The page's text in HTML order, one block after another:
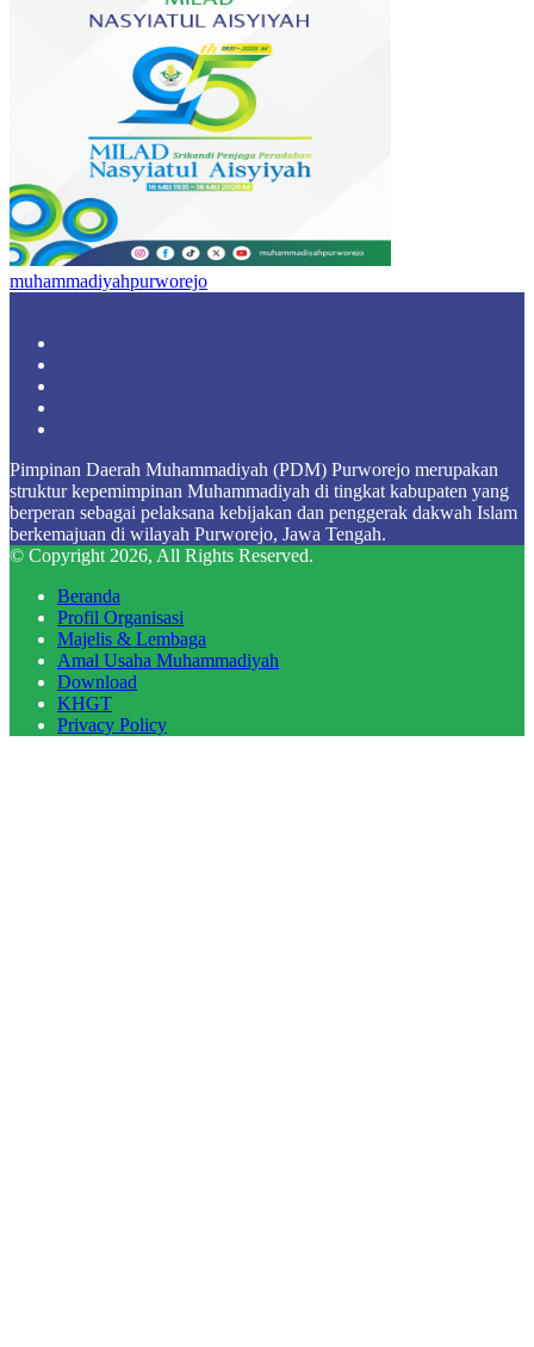
muhammadiyahpurworejo
Pimpinan Daerah Muhammadiyah (PDM) Purworejo merupakan
struktur kepemimpinan Muhammadiyah di tingkat kabupaten yang
berperan sebagai pelaksana kebijakan dan penggerak dakwah Islam
berkemajuan di wilayah Purworejo, Jawa Tengah.
© Copyright 2026, All Rights Reserved.
Beranda
Profil Organisasi
Majelis & Lembaga
Amal Usaha Muhammadiyah
Download
KHGT
Privacy Policy